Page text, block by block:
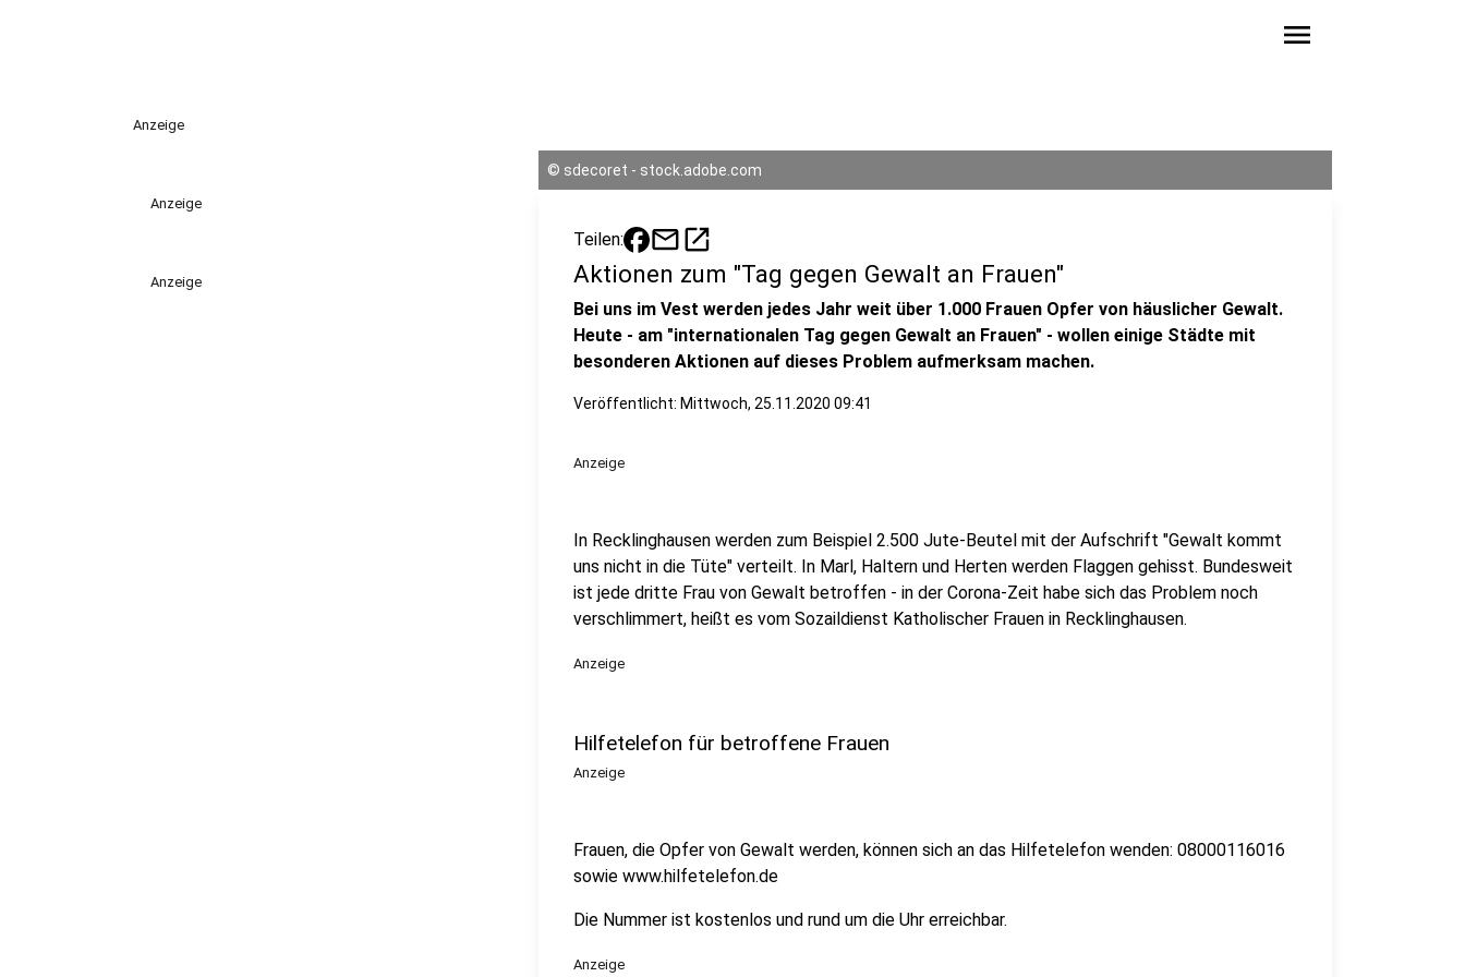
menu
Anzeige
Anzeige
Anzeige
© sdecoret - stock.adobe.com
Teilen: mailopen_in_new
Aktionen zum "Tag gegen Gewalt an Frauen"
Bei uns im Vest werden jedes Jahr weit über 1.000 Frauen Opfer von häuslicher Gewalt.
Heute - am "internationalen Tag gegen Gewalt an Frauen" - wollen einige Städte mit
besonderen Aktionen auf dieses Problem aufmerksam machen.
Veröffentlicht: Mittwoch, 25.11.2020 09:41
Anzeige
In Recklinghausen werden zum Beispiel 2.500 Jute-Beutel mit der Aufschrift "Gewalt kommt
uns nicht in die Tüte" verteilt. In Marl, Haltern und Herten werden Flaggen gehisst. Bundesweit
ist jede dritte Frau von Gewalt betroffen - in der Corona-Zeit habe sich das Problem noch
verschlimmert, heißt es vom Sozaildienst Katholischer Frauen in Recklinghausen.
Anzeige
Hilfetelefon für betroffene Frauen
Anzeige
Frauen, die Opfer von Gewalt werden, können sich an das Hilfetelefon wenden: 08000116016
sowie www.hilfetelefon.de
Die Nummer ist kostenlos und rund um die Uhr erreichbar.
Anzeige